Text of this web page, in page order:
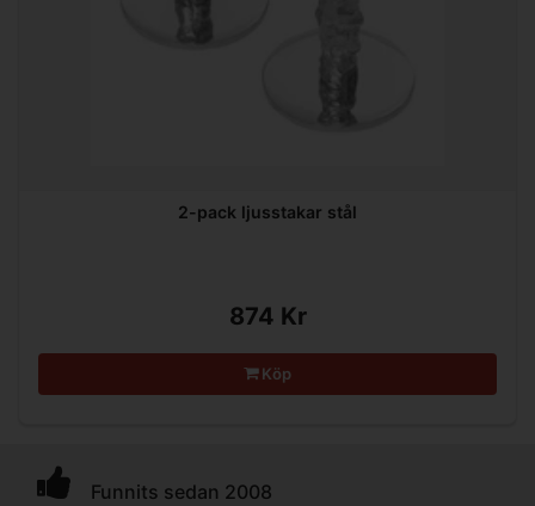
2-pack ljusstakar stål
874 Kr
Köp
Funnits sedan 2008